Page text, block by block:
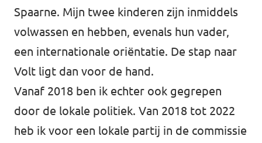
Spaarne. Mijn twee kinderen zijn inmiddels
volwassen en hebben, evenals hun vader,
een internationale oriëntatie. De stap naar
Volt ligt dan voor de hand.
Vanaf 2018 ben ik echter ook gegrepen
door de lokale politiek. Van 2018 tot 2022
heb ik voor een lokale partij in de commissie